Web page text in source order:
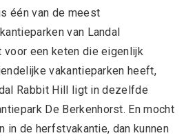
één van de meest
van Landal
voor een keten die eigenlijk
vakantieparken heeft,
Rabbit Hill ligt in dezelfde
De Berkenhorst. En mocht
in de herfstvakantie, dan kunnen